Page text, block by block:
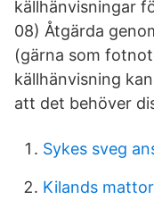
källhänvisningar
08) Åtgärda
(gärna som
källhänvisning
att det behöver
Sykes sveg
Kilands